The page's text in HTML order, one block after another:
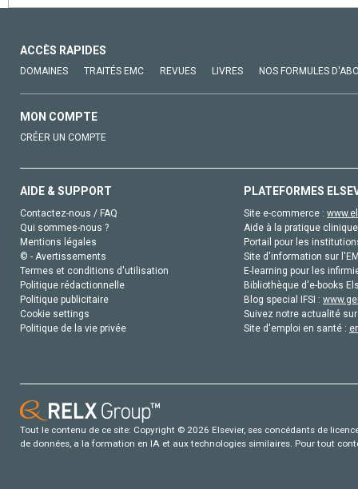
ACCÈS RAPIDES
DOMAINES TRAITÉS EMC REVUES LIVRES NOS FORMULES
MON COMPTE
CRÉER UN COMPTE
AIDE & SUPPORT
Contactez-nous / FAQ
Qui sommes-nous ?
Mentions légales
© - Avertissements
Termes et conditions d'utilisation
Politique rédactionnelle
Politique publicitaire
Cookie settings
Politique de la vie privée
PLATEFORMES
Site e-commerce :
Aide à la pratique
Portail pour les
Site d'information sur
E-learning pour les
Bibliothèque d'e-books
Blog special IFSI :
Suivez notre actualité
Site d'emploi en santé :
Tout le contenu de ce site: Copyright © 2026 Elsevier, ses concédants de
de données, a la formation en IA et aux technologies similaires. Pour tout